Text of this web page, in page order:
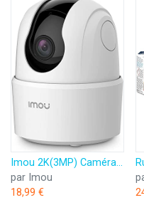
Imou 2K(3MP) Caméra Surveillance WiFi Intérieure Caméra 360° Connectée Smartphone avec Détection Humaine AI Suivi Intelligent Sirène Audio Bidirectionnel Compatible Alexa pour Bébé/Animaux
par Imou
18,99 €